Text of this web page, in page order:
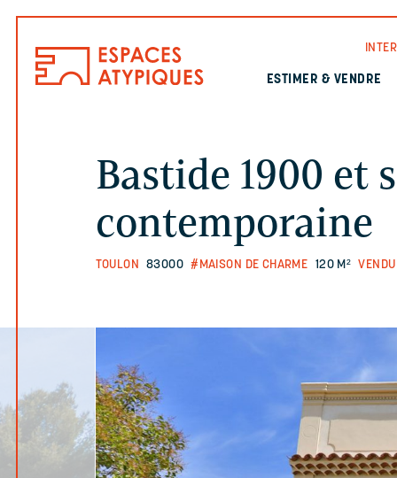
ESTIMER & VENDRE
Bastide 1900 et
contemporaine
TOULON 83000 #MAISON DE CHARME 120 M²